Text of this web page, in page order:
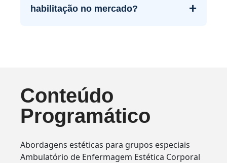
habilitação no mercado?
+
Conteúdo
Programático
Abordagens estéticas para grupos especiais
Ambulatório de Enfermagem Estética Corporal